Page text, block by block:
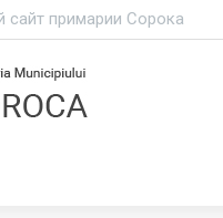
сайт примарии Сорока